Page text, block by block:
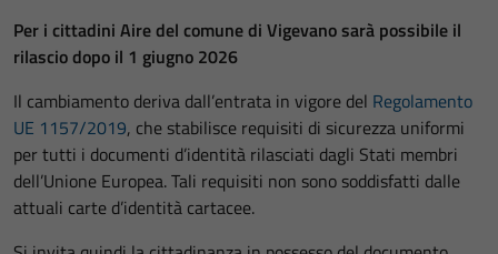
Per i cittadini Aire del comune di Vigevano sarà possibile il
rilascio dopo il 1 giugno 2026
Il cambiamento deriva dall’entrata in vigore del Regolamento
UE 1157/2019, che stabilisce requisiti di sicurezza uniformi
per tutti i documenti d’identità rilasciati dagli Stati membri
dell’Unione Europea. Tali requisiti non sono soddisfatti dalle
attuali carte d’identità cartacee.